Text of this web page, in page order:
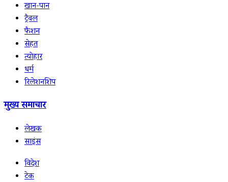
खान-पान
ट्रैवल
फैशन
सेहत
त्योहार
धर्म
रिलेशनशिप
मुख्य समाचार
लेखक
साइंस
विदेश
टेक